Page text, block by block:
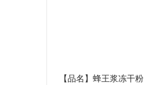
【品名】蜂王浆冻干粉